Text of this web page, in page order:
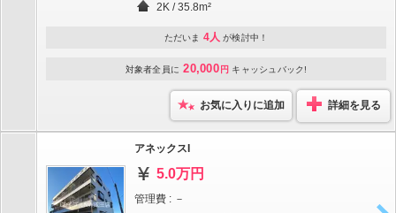
2K / 35.8m²
ただいま 4人 が検討中！
対象者全員に 20,000 円 キャッシュバック!
お気に入りに追加 詳細を見る
アネックスI
5.0万円
管理費 : －